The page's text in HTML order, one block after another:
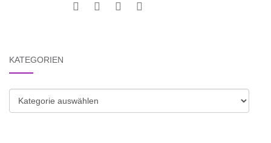
KATEGORIEN
Kategorien